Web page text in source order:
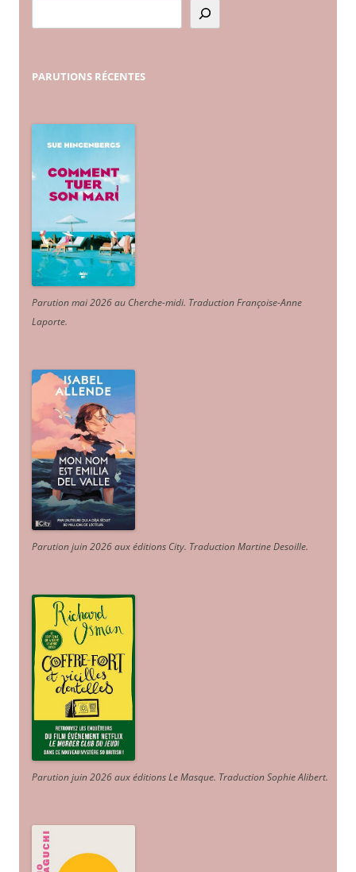
PARUTIONS RÉCENTES
Parution mai 2026 au Cherche-midi. Traduction Françoise-Anne
Laporte.
Parution juin 2026 aux éditions City. Traduction Martine Desoille.
Parution juin 2026 aux éditions Le Masque. Traduction Sophie Alibert.